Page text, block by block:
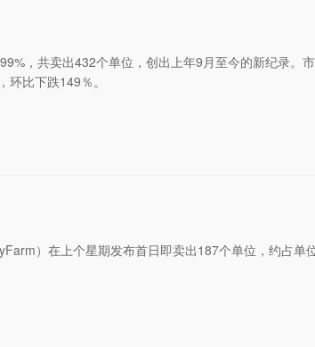
，共卖出432个单位，创出上年9月至今的新纪录。
比下跌149％。
）在上个星期发布首日即卖出187个单位，约占单